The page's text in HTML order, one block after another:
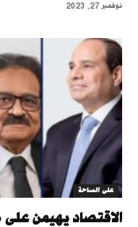
نوفمبر 27, 2023
على الساحة
الاقتصاد يهيمن